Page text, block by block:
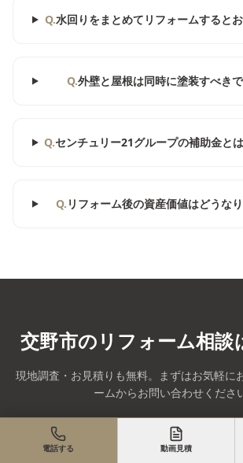
Q.水回りをまとめてリフォームすると
Q.外壁と屋根は同時に塗装すべき
Q.センチュリー21グループの補助金と
Q. リフォーム後の資産価値はどうな
交野市のリフォーム相談
現地調査・お見積りも無料。まずはお気軽に
ームからお問い合わせくださ
0120-43-8639
電話する 動画見積